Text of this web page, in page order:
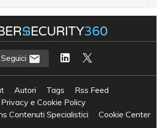
Seguici
Autori Tags
Rss Feed
Privacy e Cookie Policy
Contenuti Specialistici
Cookie Center